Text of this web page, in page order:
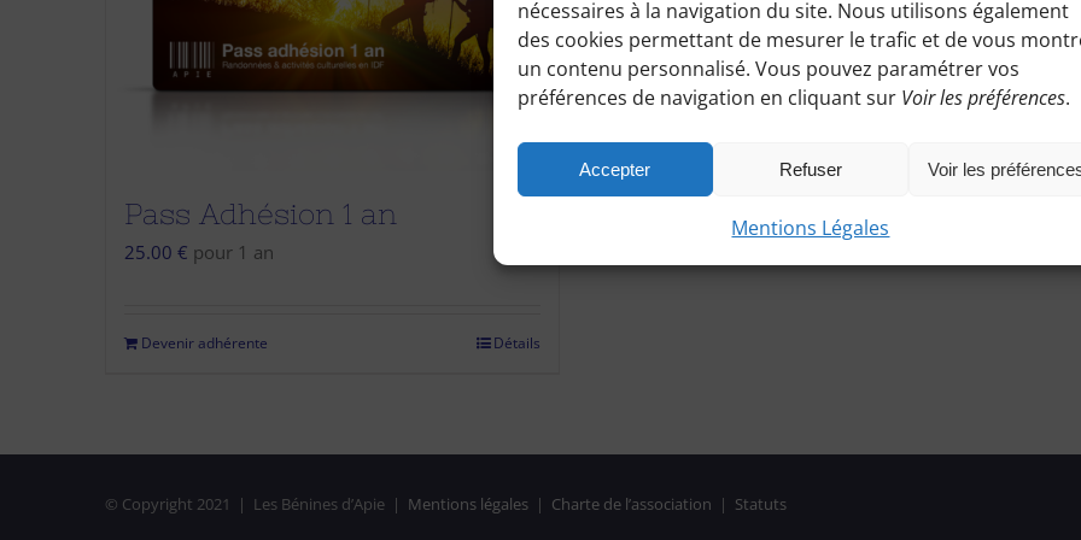
nécessaires à la navigation du site. Nous utilisons également
des cookies permettant de mesurer le trafic et de vous
un contenu personnalisé. Vous pouvez paramétrer vos
préférences de navigation en cliquant sur Voir les préférences.
Accepter Refuser Voir les
Mentions Légales
Pass Adhésion 1 an
25.00 € pour 1 an
Devenir adhérente Détails
© Copyright 2021 | Les Bénines d’Apie | Mentions légales| Charte de l’association | Statuts